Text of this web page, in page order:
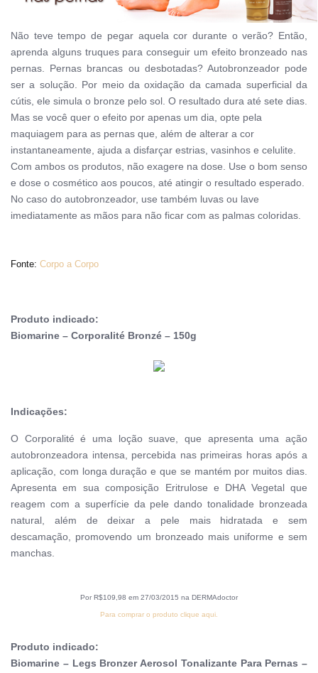
Não teve tempo de pegar aquela cor durante o verão? Então,
aprenda alguns truques para conseguir um efeito bronzeado nas
pernas. Pernas brancas ou desbotadas? Autobronzeador pode
ser a solução. Por meio da oxidação da camada superficial da
cútis, ele simula o bronze pelo sol. O resultado dura até sete dias.
Mas se você quer o efeito por apenas um dia, opte pela
maquiagem para as pernas que, além de alterar a cor
instantaneamente, ajuda a disfarçar estrias, vasinhos e celulite.
Com ambos os produtos, não exagere na dose. Use o bom senso
e dose o cosmético aos poucos, até atingir o resultado esperado.
No caso do autobronzeador, use também luvas ou lave
imediatamente as mãos para não ficar com as palmas coloridas.
Fonte: Corpo a Corpo
Produto indicado:
Biomarine – Corporalité Bronzé – 150g
Indicações:
O Corporalité é uma loção suave, que apresenta uma ação
autobronzeadora intensa, percebida nas primeiras horas após a
aplicação, com longa duração e que se mantém por muitos dias.
Apresenta em sua composição Eritrulose e DHA Vegetal que
reagem com a superfície da pele dando tonalidade bronzeada
natural, além de deixar a pele mais hidratada e sem
descamação, promovendo um bronzeado mais uniforme e sem
manchas.
Por R$109,98 em 27/03/2015 na DERMAdoctor
Para comprar o produto clique aqui.
Produto indicado:
Biomarine – Legs Bronzer Aerosol Tonalizante Para Pernas –